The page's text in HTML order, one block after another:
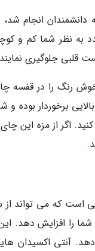
نظر شما کم و
قلبی جلوگیری
رنگ را در قفسه
برخوردار بوده
اگر از مزه این
است که می تواند
را افزایش دهد.
آنتی اکسیدان